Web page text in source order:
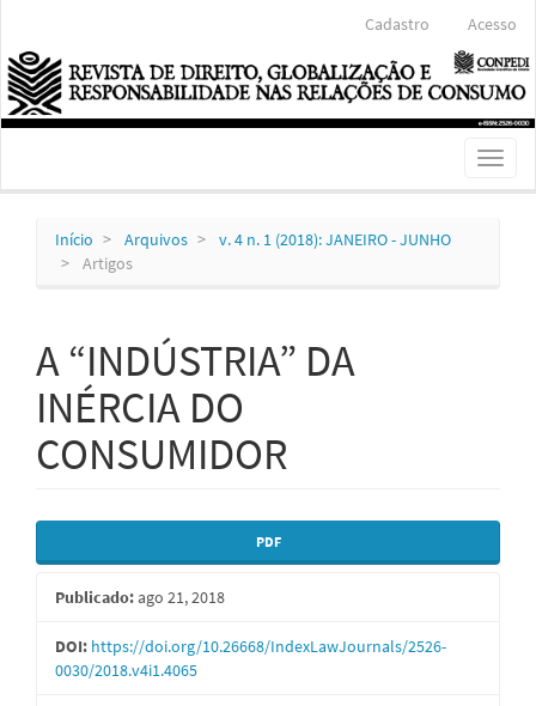
Conteúdo
principal
Barra
Lateral
Cadastro Acesso
Toggle
Início Arquivos
v. 4 n. 1 (2018): JANEIRO - JUNHO
Artigos
A “INDÚSTRIA” DA
INÉRCIA DO
CONSUMIDOR
Barra
lateral
de
artigos
PDF
Publicado:ago 21, 2018
DOI: https://doi.org/10.26668/IndexLawJournals/2526-
0030/2018.v4i1.4065